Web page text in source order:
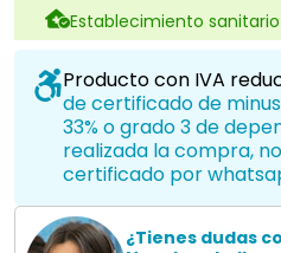
Establecimiento
Producto con IVA
de certificado de
33% o grado 3 de
realizada la compra,
certificado por
¿Tienes dudas